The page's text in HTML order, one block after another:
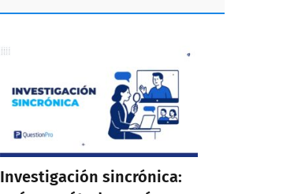
Investigación sincrónica: